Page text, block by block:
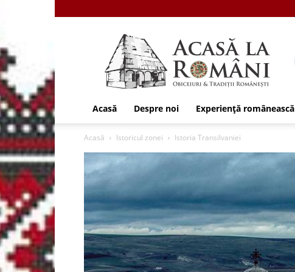
Acasa
la
Romani
Acasă Despre noi Experiență românească
Acasă Istoricul zonei Istoria Transilvaniei